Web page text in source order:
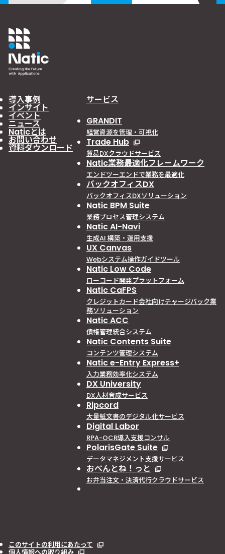
導入事例
インサイト
イベント
ニュース
Naticとは
お問い合わせ
資料ダウンロード
サービス
GRANDIT
経営資源を管理・可視化
Trade Hub
貿易DXクラウドサービス
Natic業務最適化フレームワーク
エンドツーエンドで業務を最適化
バックオフィスDX
バックオフィスDXソリューション
Natic BPM Suite
業務プロセス管理システム
Natic AI-Navi
生成AI 構築・運用支援
UX Canvas
Webシステム操作ガイドツール
Natic Low Code
ローコード開発プラットフォーム
Natic CaFPS
クレジットカード会社向けチャージバック業
務ソリューション
Natic ACC
債権管理統合システム
Natic Contents Suite
コンテンツ管理システム
Natic e-Entry Express+
入力業務効率化システム
DX University
DX人材育成サービス
Ripcord
大量紙文書のデジタル化サービス
Digital Labor
RPA-OCR導入支援コンサル
PolarisGate Suite
データマネジメント支援サービス
おべんとね！っと
お弁当注文・決済代行クラウドサービス
このサイトの利用にあたって